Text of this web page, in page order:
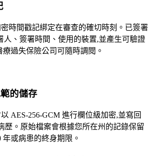
時間戳記綁定在審查的確切時刻。已簽署
人、簽署時間、使用的裝置,並產生可驗證
過失保險公司可隨時調閱。
的儲存
AES-256-GCM 進行欄位級加密,並寫回
歷。原始檔案會根據您所在州的記錄保留
年或病患的終身期限。